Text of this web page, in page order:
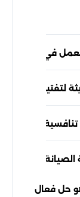
العمل في وقت أقل
لتفتيت
للخدمات
الصيانة والتحسين
حل فعال